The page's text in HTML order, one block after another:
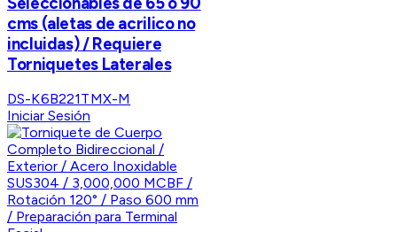
cms (aletas de acrilico no
incluidas) / Requiere
Torniquetes Laterales
DS-K6B221TMX-M
Iniciar Sesión